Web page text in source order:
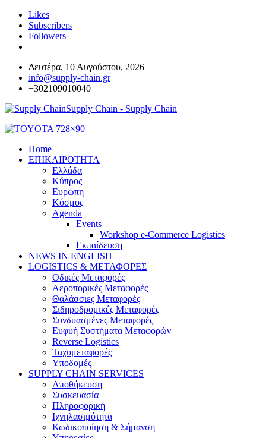
Likes
Subscribers
Followers
Δευτέρα, 10 Αυγούστου, 2026
info@supply-chain.gr
+302109010040
Supply Chain - Supply Chain
Home
ΕΠΙΚΑΙΡΟΤΗΤΑ
Ελλάδα
Κύπρος
Ευρώπη
Κόσμος
Agenda
Events
Workshop e-Commerce Logistics
Εκπαίδευση
NEWS IN ENGLISH
LOGISTICS & ΜΕΤΑΦΟΡΕΣ
Οδικές Μεταφορές
Αεροπορικές Μεταφορές
Θαλάσσιες Μεταφορές
Σιδηροδρομικές Μεταφορές
Συνδυασμένες Μεταφορές
Ευφυή Συστήματα Μεταφορών
Reverse Logistics
Ταχυμεταφορές
Υποδομές
SUPPLY CHAIN SERVICES
Αποθήκευση
Συσκευασία
Πληροφορική
Ιχνηλασιμότητα
Κωδικοποίηση & Σήμανση